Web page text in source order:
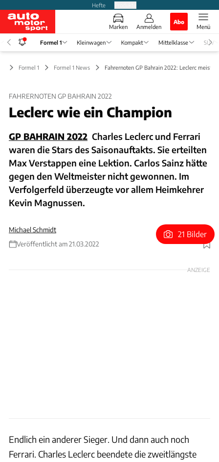
Hefte
Marken Anmelden
Abo
Menü
Formel 1 Kleinwagen Kompakt Mittelklasse SUV
Formel 1 Formel 1 News Fahrernoten GP Bahrain 2022: Leclerc
FAHRERNOTEN GP BAHRAIN 2022
Leclerc wie ein Champion
GP BAHRAIN 2022 Charles Leclerc und Ferrari
waren die Stars des Saisonauftakts. Sie erteilten
Max Verstappen eine Lektion. Carlos Sainz hätte
gegen den Weltmeister nicht gewonnen. Im
Verfolgerfeld überzeugte vor allem Heimkehrer
Kevin Magnussen.
Michael Schmidt
Veröffentlicht am 21.03.2022
Foto: Wilhelm
21 Bilder
ANZEIGE
Endlich ein anderer Sieger. Und dann auch noch
Ferrari. Charles Leclerc beendete die zweitlängste